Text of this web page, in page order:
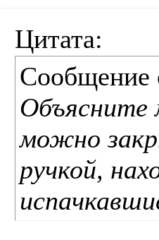
Цитата:
Сообщение
Объясните
можно
ручкой,